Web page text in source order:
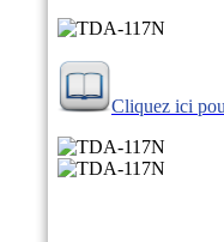
Cliquez ici